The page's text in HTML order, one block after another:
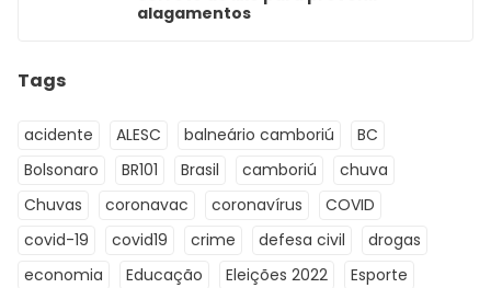
alagamentos
Tags
acidente ALESC balneário camboriú
BC
Bolsonaro
BR101 Brasil camboriú
chuva
Chuvas
coronavac coronavírus
COVID
covid-19
covid19 crime defesa civil
drogas
economia
Educação Eleições 2022
Esporte